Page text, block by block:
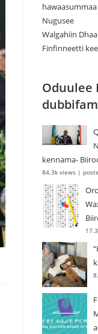
Nugusee
Walgahiin
Finfinneetti
Oduulee
kennama-
84.3k views |